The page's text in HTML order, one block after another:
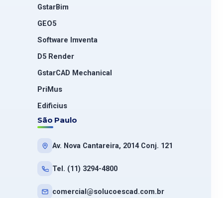
GstarBim
GEO5
Software Imventa
D5 Render
GstarCAD Mechanical
PriMus
Edificius
São Paulo
Av. Nova Cantareira, 2014 Conj. 121
Tel. (11) 3294-4800
comercial@solucoescad.com.br